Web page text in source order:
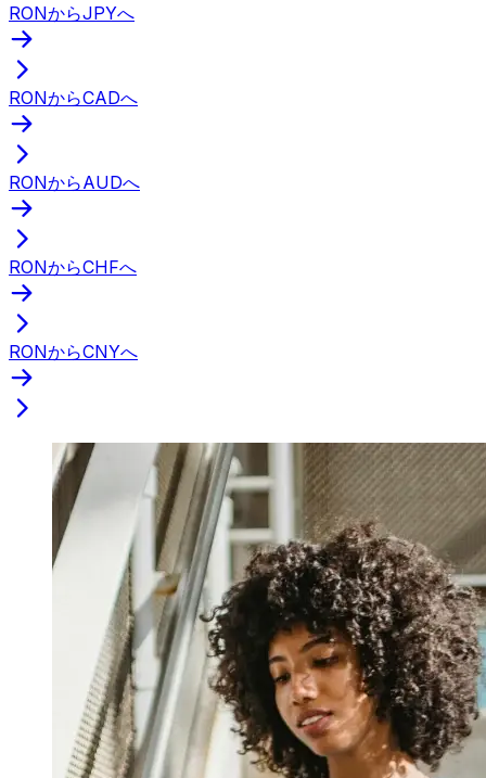
RONからJPYへ
RONからCADへ
RONからAUDへ
RONからCHFへ
RONからCNYへ